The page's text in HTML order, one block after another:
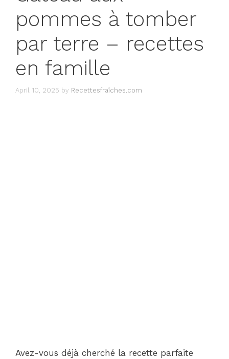
pommes à tomber
par terre – recettes
en famille
April 10, 2025 by Recettesfraîches.com
Avez-vous déjà cherché la recette parfaite